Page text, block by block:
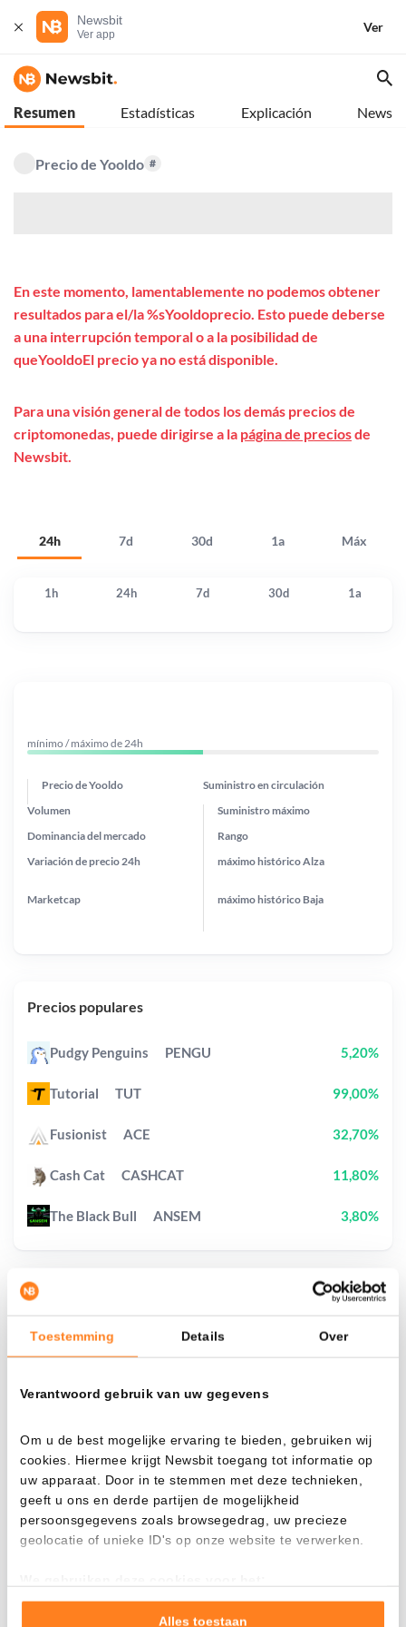
Toestemming Details Over
Verantwoord gebruik van uw gegevens
Om u de best mogelijke ervaring te bieden, gebruiken wij
cookies. Hiermee krijgt Newsbit toegang tot informatie op
uw apparaat. Door in te stemmen met deze technieken,
geeft u ons en derde partijen de mogelijkheid
persoonsgegevens zoals browsegedrag, uw precieze
geolocatie of unieke ID's op onze website te verwerken.
Goed laten functioneren van deze website
Verzamelen van gebruiksstatistieken
Alles toestaan
Newsbit
Ver app
Ver
Resumen Estadísticas Explicación News
Precio de Yooldo #
24h 7d 30d 1a Máx
En este momento, lamentablemente no podemos obtener
resultados para el/la %sYooldoprecio. Esto puede deberse
a una interrupción temporal o a la posibilidad de
queYooldoEl precio ya no está disponible.
Para una visión general de todos los demás precios de
criptomonedas, puede dirigirse a la página de preciosde
Newsbit.
1h 24h 7d 30d 1a
¿Qué pasa si…?
criptomonedas.
Cada Desde
$
mínimo / máximo de 24h
Precio de Yooldo Suministro en circulación
Variación de precio 24h
Suministro máximo
Dominancia del mercado
Marketcap
Volumen
Rango
máximo históricoAlza
máximo histórico Baja
Precios populares
Pudgy Penguins PENGU 5,20%
Tutorial TUT 99,00%
Fusionist ACE 32,70%
Cash Cat CASHCAT 11,80%
The Black Bull ANSEM 3,80%